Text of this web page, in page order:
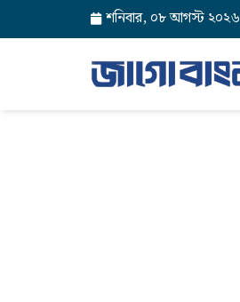
শনিবার, ০৮ আগস্ট ২০২৬